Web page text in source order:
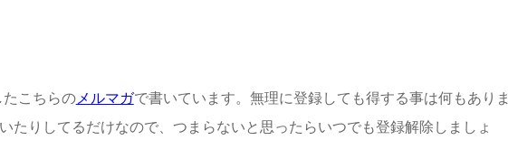
こちらのメルマガで書いています。無理に登録しても得する事は何もありま
たりしてるだけなので、つまらないと思ったらいつでも登録解除しましょ